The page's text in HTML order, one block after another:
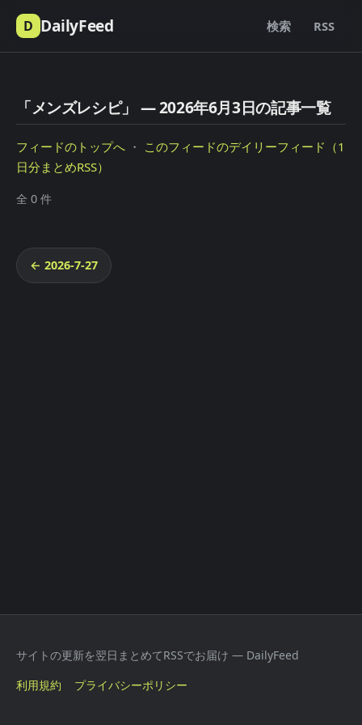
D DailyFeed 検索 RSS
「メンズレシピ」 — 2026年6月3日の記事一覧
フィードのトップへ ・ このフィードのデイリーフィード（1
日分まとめRSS）
全 0 件
← 2026-7-27
サイトの更新を翌日まとめてRSSでお届け — DailyFeed
利用規約
プライバシーポリシー